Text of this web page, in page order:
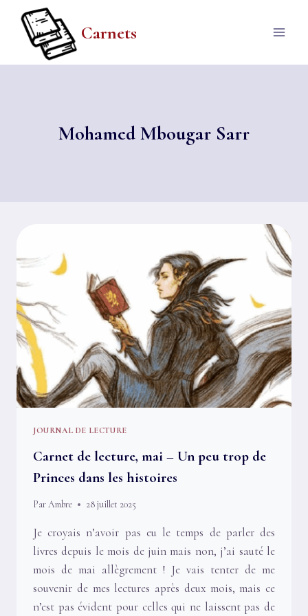
contenu
Carnets
Mohamed Mbougar Sarr
JOURNAL DE LECTURE
Carnet de lecture, mai – Un peu trop de
Princes dans les histoires
ParAmbre 28 juillet 2025
Je croyais n’avoir pas eu le temps de parler des
livres depuis le mois de juin mais non, j’ai sauté le
mois de mai allègrement ! Je vais tenter de me
souvenir de mes lectures après deux mois, mais ce
n’est pas évident pour celles qui ne laissent pas de